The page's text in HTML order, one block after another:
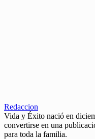
Redaccion
Vida y Éxito nació en
convertirse en una
para toda la familia.